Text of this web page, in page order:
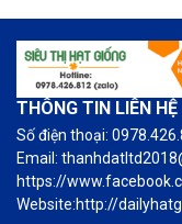
THÔNG TIN LIÊN HỆ
Số điện thoại:
Email:
https://
Website:http://